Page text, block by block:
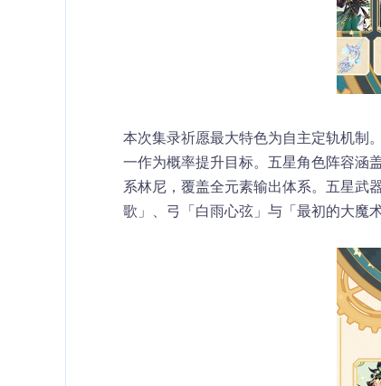
本次集录祈愿最大特色为自主定轨机制
一作为概率提升目标。五星角色阵容涵
系林尼，覆盖全元素输出体系。五星武
歌」、弓「白雨心弦」与「最初的大魔